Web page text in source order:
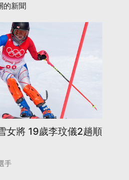
的新聞
女將 19歲李玟儀2趟順
手